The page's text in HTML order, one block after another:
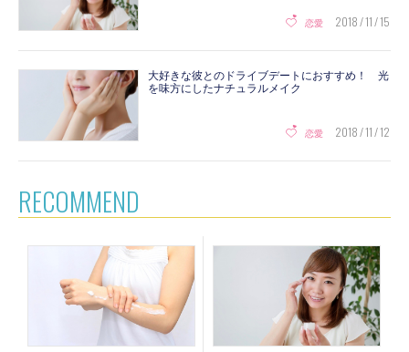
恋愛 2018 / 11 / 15
大好きな彼とのドライブデートにおすすめ！ 光
を味方にしたナチュラルメイク
恋愛 2018 / 11 / 12
RECOMMEND